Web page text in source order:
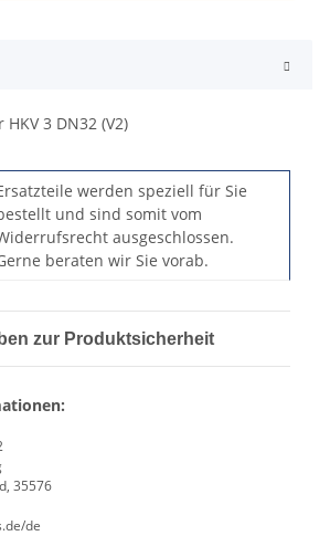
3 DN32 (V2)
werden speziell für Sie
und sind somit vom
ausgeschlossen.
beraten wir Sie vorab.
zur Produktsicherheit
35576
de